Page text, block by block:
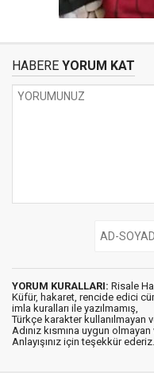
HABERE YORUM KAT
YORUM KURALLARI: Risale
Küfür, hakaret, rencide edici
imla kuralları ile yazılmamış,
Türkçe karakter kullanılmayan
Adınız kısmına uygun
Anlayışınız için teşekkür ederiz.